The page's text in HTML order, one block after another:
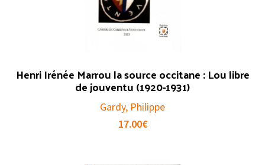
Henri Irénée Marrou la source occitane : Lou libre
de jouventu (1920-1931)
Gardy, Philippe
17.00€